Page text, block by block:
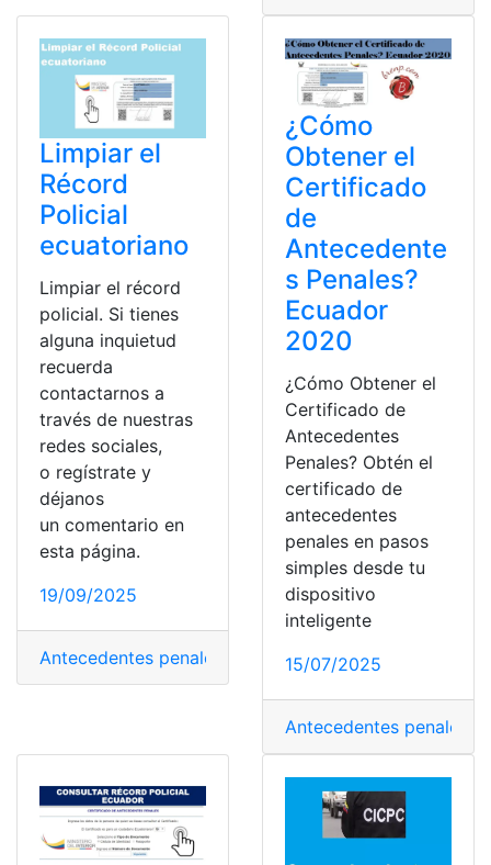
Limpiar el
Récord
Policial
ecuatoriano
Limpiar el récord
policial. Si tienes
alguna inquietud
recuerda
contactarnos a
través de nuestras
redes sociales,
o regístrate y
déjanos
un comentario en
esta página.
19/09/2025
Antecedentes penales Ecuador,Limpieza
¿Cómo
Obtener el
Certificado
de
Antecedente
s Penales?
Ecuador
2020
¿Cómo Obtener el
Certificado de
Antecedentes
Penales? Obtén el
certificado de
antecedentes
penales en pasos
simples desde tu
dispositivo
inteligente
15/07/2025
Antecedentes penales